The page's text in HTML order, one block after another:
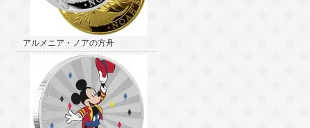
アルメニア・ノアの方舟